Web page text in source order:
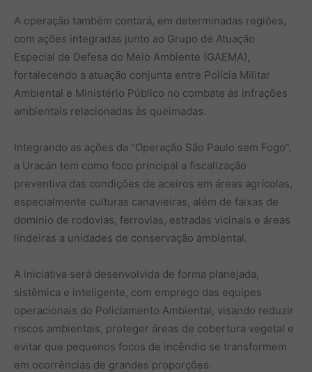
A operação também contará, em determinadas regiões,
com ações integradas junto ao Grupo de Atuação
Especial de Defesa do Meio Ambiente (GAEMA),
fortalecendo a atuação conjunta entre Polícia Militar
Ambiental e Ministério Público no combate às infrações
ambientais relacionadas às queimadas.
Integrando as ações da “Operação São Paulo sem Fogo”,
a Uracán tem como foco principal a fiscalização
preventiva das condições de aceiros em áreas agrícolas,
especialmente culturas canavieiras, além de faixas de
domínio de rodovias, ferrovias, estradas vicinais e áreas
lindeiras a unidades de conservação ambiental.
A iniciativa será desenvolvida de forma planejada,
sistêmica e inteligente, com emprego das equipes
operacionais do Policiamento Ambiental, visando reduzir
riscos ambientais, proteger áreas de cobertura vegetal e
evitar que pequenos focos de incêndio se transformem
em ocorrências de grandes proporções.